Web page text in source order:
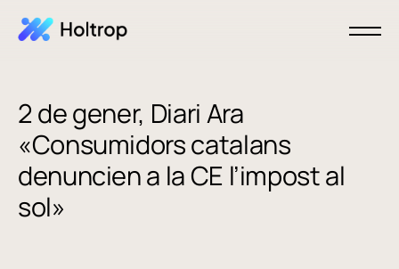
2 de gener, Diari Ara
«Consumidors catalans
denuncien a la CE l’impost al
sol»